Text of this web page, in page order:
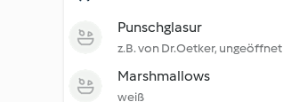
Punschglasur
z.B. von Dr.Oetker, ungeöffnet
Marshmallows
weiß